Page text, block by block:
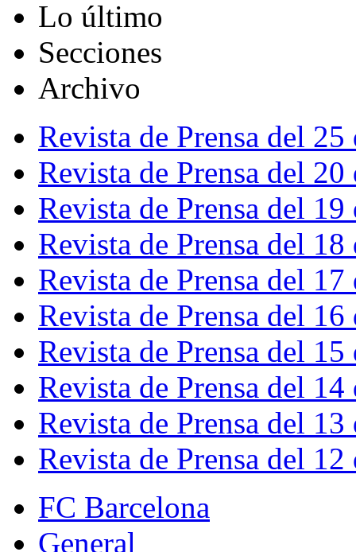
Lo último
Secciones
Archivo
Revista de Prensa del
Revista de Prensa del
Revista de Prensa del
Revista de Prensa del
Revista de Prensa del
Revista de Prensa del
Revista de Prensa del
Revista de Prensa del
Revista de Prensa del
Revista de Prensa del
FC Barcelona
General